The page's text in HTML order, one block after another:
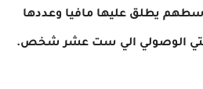
يطلق عليها مافيا وعددها
الوصولي الي ست عشر شخص.